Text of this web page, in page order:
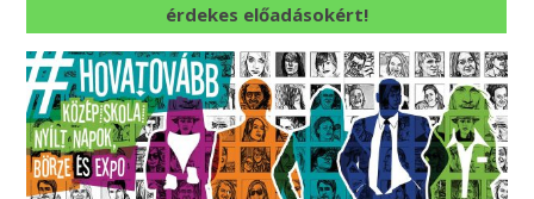
érdekes előadásokért!